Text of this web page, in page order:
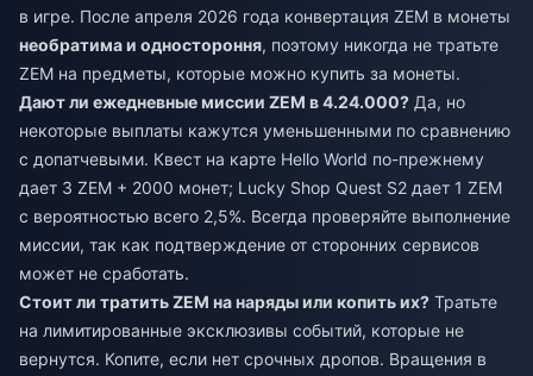
в игре. После апреля 2026 года конвертация ZEM в монеты
необратима и одностороння, поэтому никогда не тратьте
ZEM на предметы, которые можно купить за монеты.
Дают ли ежедневные миссии ZEM в 4.24.000? Да, но
некоторые выплаты кажутся уменьшенными по сравнению
с допатчевыми. Квест на карте Hello World по-прежнему
дает 3 ZEM + 2000 монет; Lucky Shop Quest S2 дает 1 ZEM
с вероятностью всего 2,5%. Всегда проверяйте выполнение
миссии, так как подтверждение от сторонних сервисов
может не сработать.
Стоит ли тратить ZEM на наряды или копить их? Тратьте
на лимитированные эксклюзивы событий, которые не
вернутся. Копите, если нет срочных дропов. Вращения в